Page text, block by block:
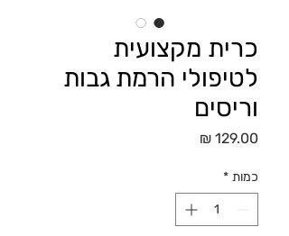
כרית מקצועית
לטיפולי הרמת גבות
וריסים
כמות *